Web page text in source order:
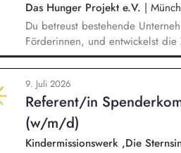
Das Hunger Projekt e.V. |
Du betreust bestehende
Förderinnen, und entwickelst die
neue Unternehmen und
setzt Fundraising-Maßnahmen
arbeitest eng mit der
zusammen.
9. Juli 2026
Referent/in
(w/m/d)
Kindermissionswerk ,Die